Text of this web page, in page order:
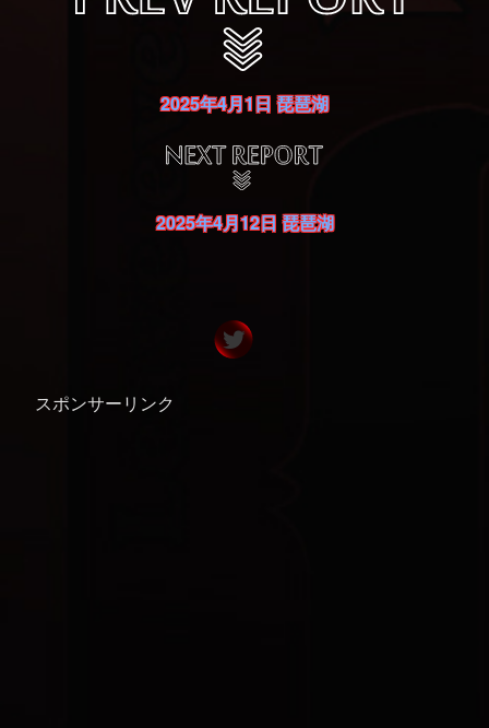
2025年4月1日 琵琶湖
2025年4月12日 琵琶湖
スポンサーリンク